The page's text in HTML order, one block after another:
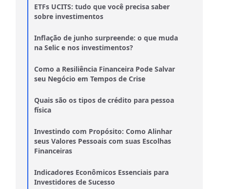
ETFs UCITS: tudo que você precisa saber
sobre investimentos
Inflação de junho surpreende: o que muda
na Selic e nos investimentos?
Como a Resiliência Financeira Pode Salvar
seu Negócio em Tempos de Crise
Quais são os tipos de crédito para pessoa
física
Investindo com Propósito: Como Alinhar
seus Valores Pessoais com suas Escolhas
Financeiras
Indicadores Econômicos Essenciais para
Investidores de Sucesso